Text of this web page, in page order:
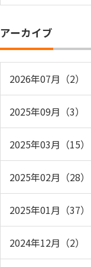
アーカイブ
2026年07月（2）
2025年09月（3）
2025年03月（15）
2025年02月（28）
2025年01月（37）
2024年12月（2）